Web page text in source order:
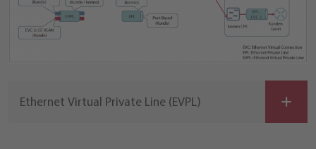
Ethernet Virtual Private Line (EVPL)